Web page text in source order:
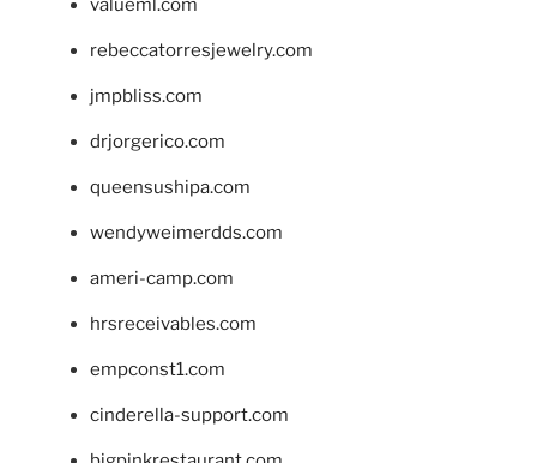
valueml.com
rebeccatorresjewelry.com
jmpbliss.com
drjorgerico.com
queensushipa.com
wendyweimerdds.com
ameri-camp.com
hrsreceivables.com
empconst1.com
cinderella-support.com